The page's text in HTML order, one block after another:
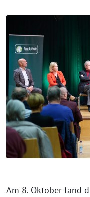
Am 8. Oktober fand